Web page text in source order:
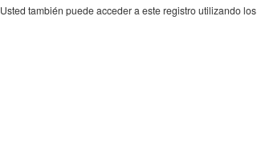
Usted también puede acceder a este registro utilizando los